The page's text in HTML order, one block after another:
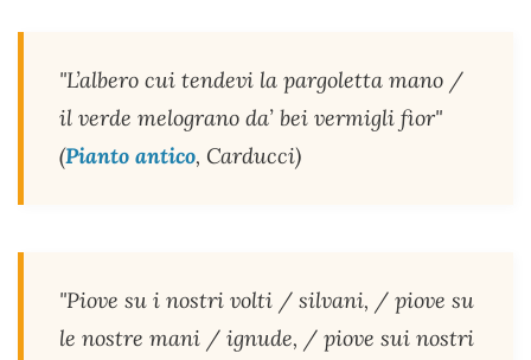
"L’albero cui tendevi la pargoletta mano /
il verde melograno da’ bei vermigli fior"
(Pianto antico, Carducci)
"Piove su i nostri volti / silvani, / piove su
le nostre mani / ignude, / piove sui nostri